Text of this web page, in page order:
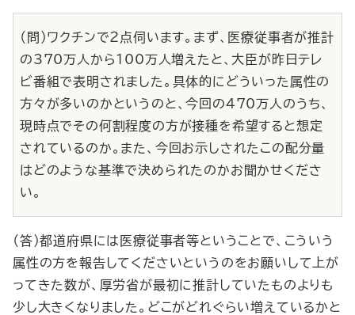
（問）ワクチンで２点伺います。まず、医療従事者が推計
の370万人から100万人増えたと、大臣が昨日テレ
ビ番組で表明されました。具体的にどういった属性の
方々が多いのかというのと、今回の470万人のうち、
現時点でその何割程度の方が接種を希望すると想定
されているのか。また、今回お示しされたこの配分量
はどのような基準で決められたのかお聞かせくださ
い。
（答）都道府県には医療従事者等ということで、こういう
属性の方を報告してくださいというのをお願いして上が
ってきた数が、厚労省が最初に推計していたものよりも
少し大きくなりました。どこがどれぐらい増えているかと